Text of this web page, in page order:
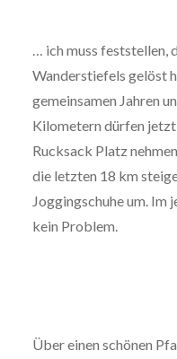
… ich muss feststellen,
Wanderstiefels gelöst
gemeinsamen Jahren
Kilometern dürfen jetzt
Rucksack Platz
die letzten 18 km
Joggingschuhe um. Im
kein Problem.
Über einen schönen